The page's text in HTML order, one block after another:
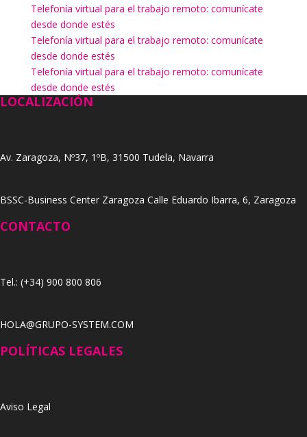
Telefonía virtual para el trabajo remoto: comunícate
desde donde estés
Telefonía virtual para el trabajo remoto: comunícate
desde donde estés
Telefonía virtual para el trabajo remoto: comunícate
desde donde estés
LOCALIZACIÓN
Av. Zaragoza, Nº37, 1ºB, 31500 Tudela, Navarra
BSSC-Business Center Zaragoza Calle Eduardo Ibarra, 6, Zaragoza
CONTACTO
Tel.: (+34) 900 800 806
HOLA@GRUPO-SYSTEM.COM
POLÍTICAS LEGALES
Aviso Legal